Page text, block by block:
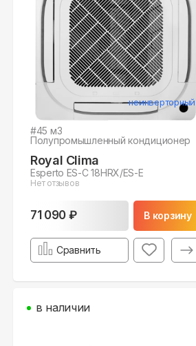
неинверторный
#45 м3
Полупромышленный кондиционер
Royal Clima
Esperto ES-C 18HRX/ES-E
Нет отзывов
71 090 ₽ В корзину
Сравнить
в наличии